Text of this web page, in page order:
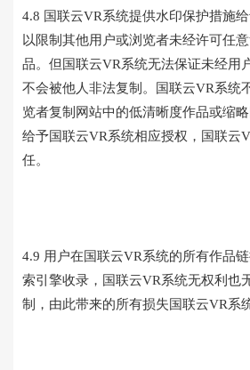
4.8 国联云VR系统提供水印保护措施
以限制其他用户或浏览者未经许可任
品。但国联云VR系统无法保证未经用
不会被他人非法复制。国联云VR系统
览者复制网站中的低清晰度作品或缩
给予国联云VR系统相应授权，国联云
任。
4.9 用户在国联云VR系统的所有作品
索引擎收录，国联云VR系统无权利也
制，由此带来的所有损失国联云VR系